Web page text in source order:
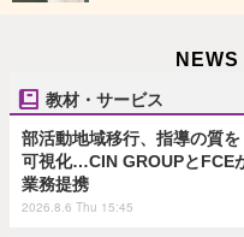
教材・サービス
部活動地域移行、指導の質を
可視化…CIN GROUPとFCE
業務提携
2026.8.6 Thu 15:45